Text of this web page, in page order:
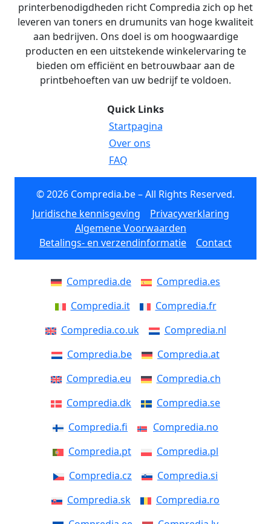
printerbenodigdheden richt Compredia zich op het
leveren van toners en drumunits van hoge kwaliteit
aan bedrijven. Ons doel is om hoogwaardige
producten en een uitstekende winkelervaring te
bieden om efficiënt en betrouwbaar aan de
printbehoeften van uw bedrijf te voldoen.
Quick Links
Startpagina
Over ons
FAQ
© 2026 Compredia.be – All Rights Reserved.
Juridische kennisgeving
Privacyverklaring
Algemene Voorwaarden
Betalings- en verzendinformatie
Contact
Compredia.de
Compredia.es
Compredia.it
Compredia.fr
Compredia.co.uk
Compredia.nl
Compredia.be
Compredia.at
Compredia.eu
Compredia.ch
Compredia.dk
Compredia.se
Compredia.fi
Compredia.no
Compredia.pt
Compredia.pl
Compredia.cz
Compredia.si
Compredia.sk
Compredia.ro